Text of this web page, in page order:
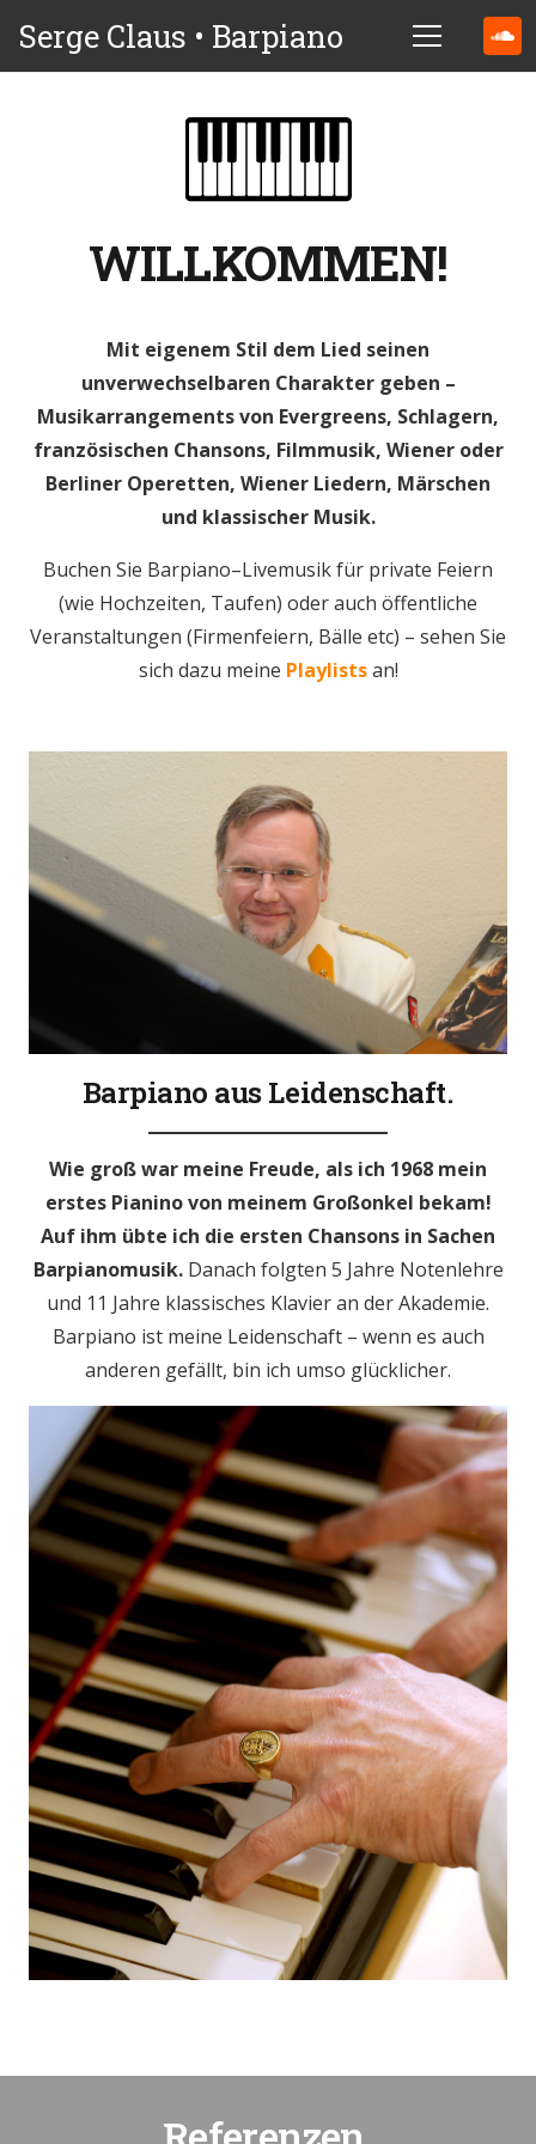
Serge Claus • Barpiano
WILLKOMMEN!
Mit eigenem Stil dem Lied seinen
unverwechselbaren Charakter geben –
Musikarrangements von Evergreens, Schlagern,
französischen Chansons, Filmmusik, Wiener oder
Berliner Operetten, Wiener Liedern, Märschen
und klassischer Musik.
Buchen Sie Barpiano–Livemusik für private Feiern
(wie Hochzeiten, Taufen) oder auch öffentliche
Veranstaltungen (Firmenfeiern, Bälle etc) – sehen Sie
sich dazu meine Playlistsan!
Barpiano aus Leidenschaft.
Wie groß war meine Freude, als ich 1968 mein
erstes Pianino von meinem Großonkel bekam!
Auf ihm übte ich die ersten Chansons in Sachen
Barpianomusik. Danach folgten 5 Jahre Notenlehre
und 11 Jahre klassisches Klavier an der Akademie.
Barpiano ist meine Leidenschaft – wenn es auch
anderen gefällt, bin ich umso glücklicher.